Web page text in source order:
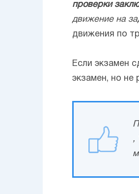
проверки
движение на
движения по
Если экзамен
экзамен, но не
,